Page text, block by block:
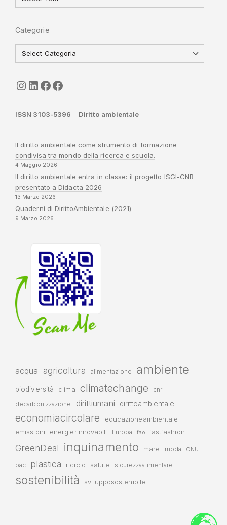
Categorie
seguici
LinkedIn
ISGI-CNRSapienza
ISSN 3103-5396 - Diritto ambientale
Il diritto ambientale come strumento di formazione
condivisa tra mondo della ricerca e scuola.
4 Maggio 2026
Il diritto ambientale entra in classe: il progetto ISGI-CNR
presentato a Didacta 2026
13 Marzo 2026
Quaderni di DirittoAmbientale (2021)
9 Marzo 2026
acqua agricoltura alimentazione ambiente
biodiversità clima climatechange cnr
decarbonizzazione dirittiumani dirittoambientale
economiacircolare
educazioneambientale
emissioni
energierinnovabili Europa fao fastfashion
GreenDeal inquinamento mare moda ONU
pac plastica riciclo salute sicurezzaalimentare
sostenibilità svilupposostenibile